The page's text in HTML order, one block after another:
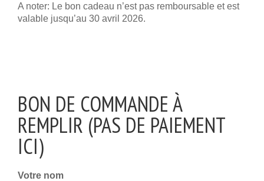
A noter: Le bon cadeau n’est pas remboursable et est
valable jusqu’au 30 avril 2026.
BON DE COMMANDE À
REMPLIR (PAS DE PAIEMENT
ICI)
Votre nom